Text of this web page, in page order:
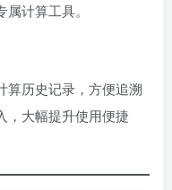
计算工具。
算历史记录，方便追溯
，大幅提升使用便捷